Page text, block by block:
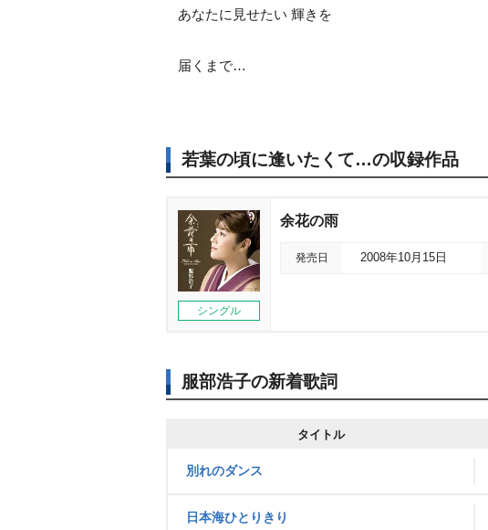
あなたに見せたい 輝きを
届くまで…
若葉の頃に逢いたくて…の収録作品
シングル
余花の雨
発売日 2008年10月15日
服部浩子の新着歌詞
タイトル
別れのダンス
日本海ひとりきり